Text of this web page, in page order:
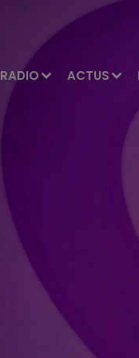
RADIO ACTUS